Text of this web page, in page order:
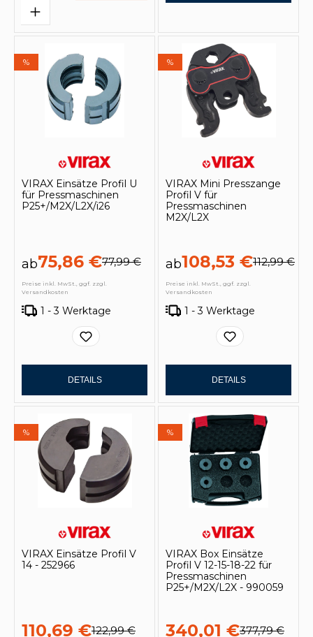
%
VIRAX Einsätze Profil U
für Pressmaschinen
P25+/M2X/L2X/i26
ab75,86 €77,99 €
Preise inkl. MwSt., ggf. zzgl.
Versandkosten
1 - 3 Werktage
DETAILS
%
VIRAX Mini Presszange
Profil V für
Pressmaschinen
M2X/L2X
ab108,53 €112,99 €
Preise inkl. MwSt., ggf. zzgl.
Versandkosten
1 - 3 Werktage
DETAILS
%
VIRAX Einsätze Profil V
14 - 252966
110,69 €122,99 €
%
VIRAX Box Einsätze
Profil V 12-15-18-22 für
Pressmaschinen
P25+/M2X/L2X - 990059
340,01 €377,79 €